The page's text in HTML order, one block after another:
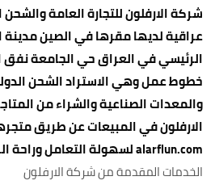
شركة الارفلون للتجارة العامة
عراقية لديها مقرها في الصين مدينة
الرئيسي في العراق حي الجامعة نفق
خطوط عمل وهي الاستراد الشحن
والمعدات الصناعية والشراء من
الارفلون في المبيعات عن طريق
alarflun.com لسهولة التعامل وراحة الزبون
الخدمات المقدمة من شركة الارفلون